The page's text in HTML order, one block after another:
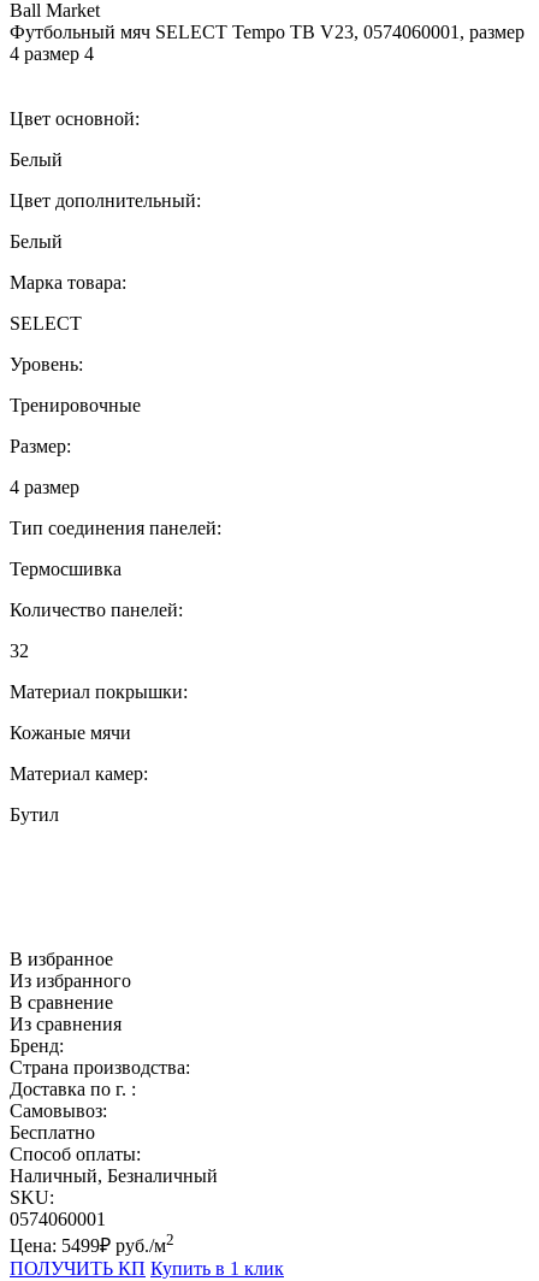
Ball Market
Футбольный мяч SELECT Tempo TB V23, 0574060001, размер
4 размер 4
Цвет основной:
Белый
Цвет дополнительный:
Белый
Марка товара:
SELECT
Уровень:
Тренировочные
Размер:
4 размер
Тип соединения панелей:
Термосшивка
Количество панелей:
32
Материал покрышки:
Кожаные мячи
Материал камер:
Бутил
В избранное
Из избранного
В сравнение
Из сравнения
Бренд:
Страна производства:
Доставка по г. :
Самовывоз:
Бесплатно
Способ оплаты:
Наличный, Безналичный
SKU:
0574060001
Цена: 5499₽ руб./м2
ПОЛУЧИТЬ КП Купить в 1 клик